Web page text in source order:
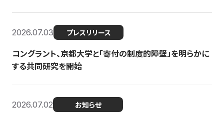
2026.07.03 プレスリリース
コングラント、京都大学と「寄付の制度的障壁」を明らかに
する共同研究を開始
2026.07.02 お知らせ